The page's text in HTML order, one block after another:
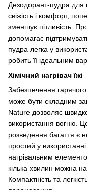
Дезодорант-пудра для
свіжість і комфорт,
зменшує пітливість.
допомагає
пудра легка у
робить її ідеальним
Хімічний нагрівач їжі
Забезпечення
може бути складним
Nature дозволяє швидко
використання вогню.
розведення багаття є
простий у
нагрівальним
кілька хвилин можна
Компактність та